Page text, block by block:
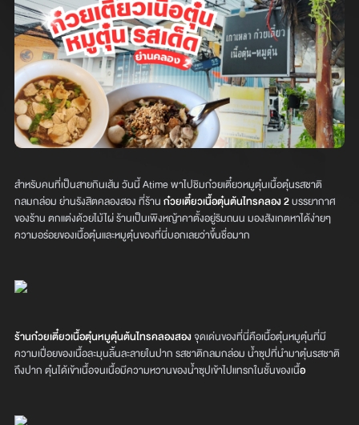
สำหรับคนที่เป็นสายกินเส้น วันนี้ Atime พาไปชิมก๋วยเตี๋ยวหมูตุ๋นเนื้อตุ๋นรสชาติ
กลมกล่อม ย่านรังสิตคลองสอง ที่ร้านก๋วยเตี๋ยวเนื้อตุ๋นต้นไทรคลอง 2บรรยากาศ
ของร้าน ตกแต่งด้วยไม้ไผ่ ร้านเป็นเพิงหญ้าคาตั้งอยู่ริมถนน มองสังเกตหาได้ง่ายๆ
ความอร่อยของเนื้อตุ๋นและหมูตุ๋นของที่นี่บอกเลยว่าขึ้นชื่อมาก
ร้านก๋วยเตี๋ยวเนื้อตุ๋นหมูตุ๋นต้นไทรคลองสองจุดเด่นของที่นี่คือเนื้อตุ๋นหมูตุ๋นที่มี
ความเปื่อยของเนื้อละมุนลิ้นละลายในปาก รสชาติกลมกล่อม น้ำซุปที่นำมาตุ๋นรสชาติ
ถึงปาก ตุ๋นได้เข้าเนื้อจนเนื้อมีความหวานของน้ำซุปเข้าไปแทรกในชั้นของเนื้อ